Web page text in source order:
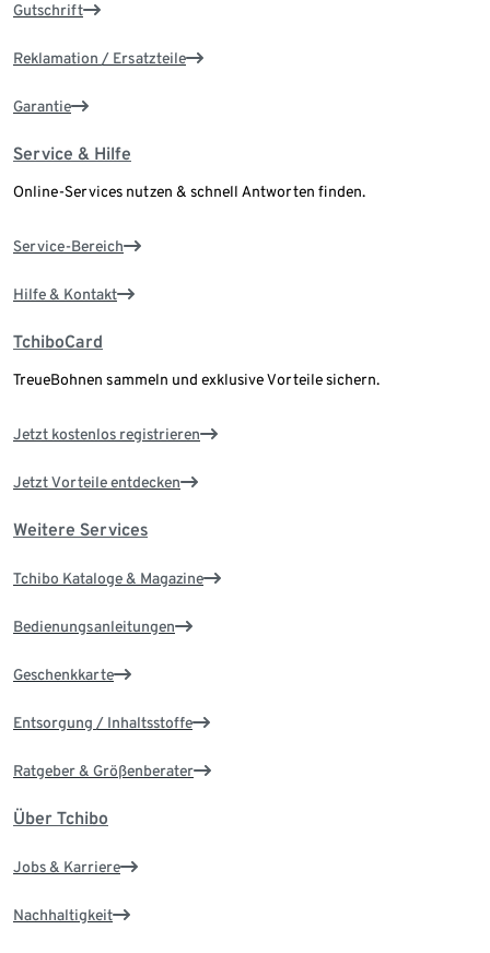
Gutschrift
Reklamation / Ersatzteile
Garantie
Service & Hilfe
Online-Services nutzen & schnell Antworten finden.
Service-Bereich
Hilfe & Kontakt
TchiboCard
TreueBohnen sammeln und exklusive Vorteile sichern.
Jetzt kostenlos registrieren
Jetzt Vorteile entdecken
Weitere Services
Tchibo Kataloge & Magazine
Bedienungsanleitungen
Geschenkkarte
Entsorgung / Inhaltsstoffe
Ratgeber & Größenberater
Über Tchibo
Jobs & Karriere
Nachhaltigkeit